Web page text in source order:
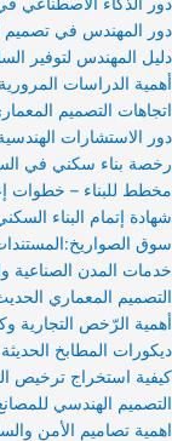
دور المهندس في تصميم
دليل المهندس لتوفير
أهمية الدراسات
اتجاهات التصميم
دور الاستشارات
رخصة بناء سكني في
مخطط للبناء – خطوات
شهادة إتمام البناء
سوق
خدمات المدن الصناعية
التصميم المعماري
أهمية الرّخص التجارية
ديكورات المطابخ الحديثة في
كيفية استخراج ترخيص
التصميم الهندسي
اهمية تصاميم الأمن